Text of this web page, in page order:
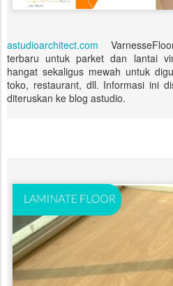
astudioarchitect.com
terbaru untuk parket dan lantai
hangat sekaligus mewah untuk
toko, restaurant, dll. Informasi ini
diteruskan ke blog astudio.